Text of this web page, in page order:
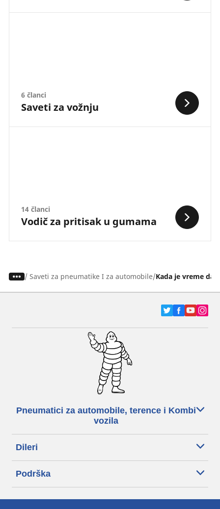
6 članci
Saveti za vožnju
14 članci
Vodič za pritisak u gumama
/ Saveti za pneumatike I za automobile Kada je vreme da
Pneumatici za automobile, terence i Kombi
vozila
Dileri
Podrška